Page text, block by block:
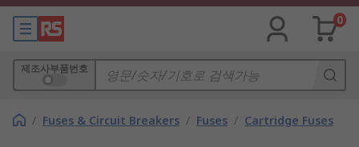
0
제조사부품번호
/ Fuses & Circuit Breakers / Fuses / Cartridge Fuses